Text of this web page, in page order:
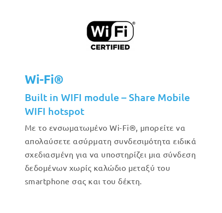
Wi-Fi®
Built in WIFI module – Share Mobile
WIFI hotspot
Με το ενσωματωμένο Wi-Fi®, μπορείτε να
απολαύσετε ασύρματη συνδεσιμότητα ειδικά
σχεδιασμένη για να υποστηρίζει μια σύνδεση
δεδομένων χωρίς καλώδιο μεταξύ του
smartphone σας και του δέκτη.